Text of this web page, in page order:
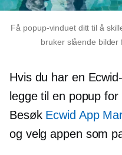
Få popup-vinduet ditt til å
bruker slående
Hvis du har en
legge til en popup for
Besøk Ecwid App
og velg appen som